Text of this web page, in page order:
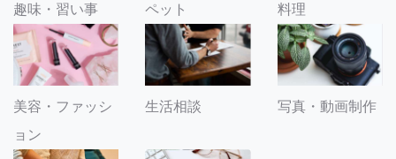
趣味・習い事 ペット 料理
美容・ファッシ
ョン
生活相談 写真・動画制作